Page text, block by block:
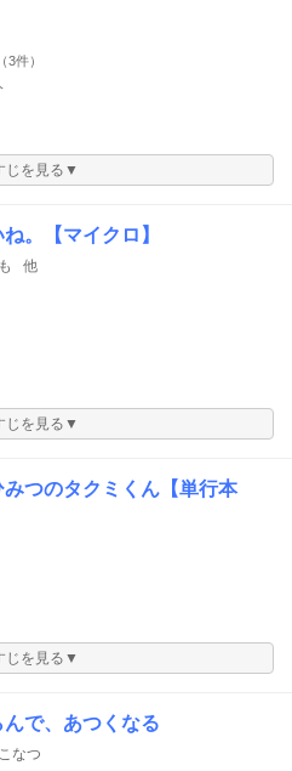
（3件）
じを見る▼
。【マイクロ】
他
じを見る▼
つのタクミくん【単行本
じを見る▼
で、あつくなる
なつ